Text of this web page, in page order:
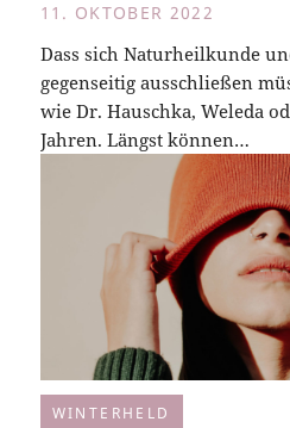
11. OKTOBER 2022
Dass sich Naturheilkunde
gegenseitig ausschließen
wie Dr. Hauschka, Weleda
Jahren. Längst können…
WINTERHELD